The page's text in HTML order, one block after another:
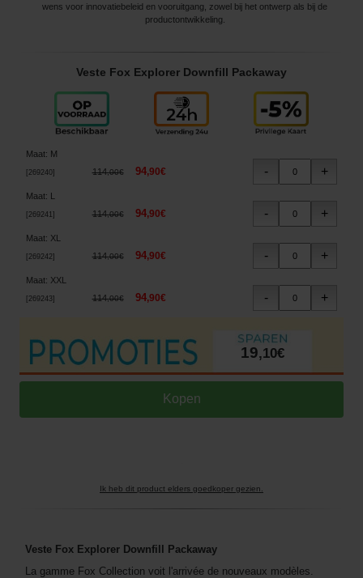
wens voor innovatiebeleid en vooruitgang, zowel bij het ontwerp als bij de
productontwikkeling.
Veste Fox Explorer Downfill Packaway
Maat: M
269240] 114,00€ 94,90€
Maat:
269241 ] 114,00€ 94,90€
Maat: XL
269242] 114,00€ 94,90€
Maat: XXL
269243 ] 114,00€ 94,90€
19,10€
Ik heb dit product elders goedkoper gezien.
Veste Fox Explorer Downfill Packaway
La gamme Fox Collection voit l'arrivée de nouveaux modèles.